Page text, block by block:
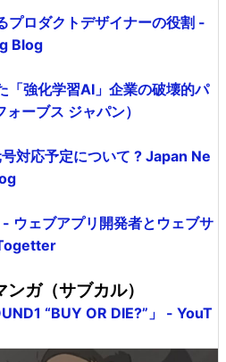
プロダクトデザイナーの役割 -
Blog
「強化学習AI」企業の破壊的パ
ーブス ジャパン）
対応予定について ? Japan Ne
ウェブアプリ開発者とウェブサ
ガ（サブカル）
“BUY OR DIE?”」 - YouT